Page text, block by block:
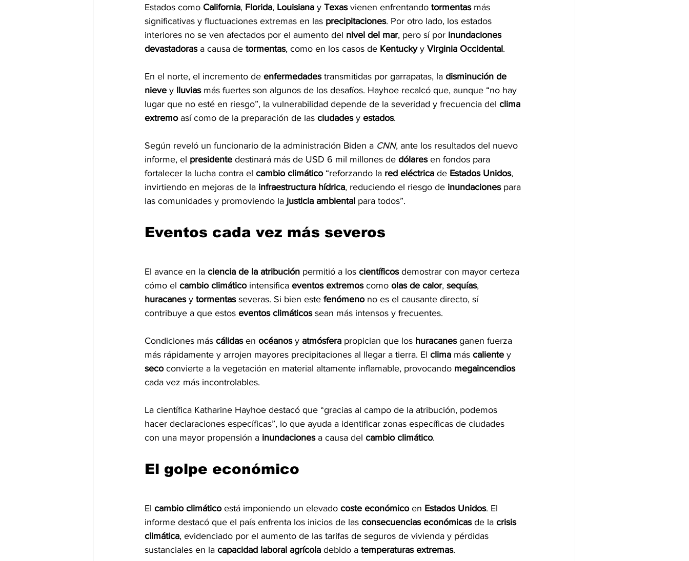
Estados como California, Florida, Louisiana y Texas vienen enfrentando tormentas más
significativas y fluctuaciones extremas en las precipitaciones. Por otro lado, los estados
interiores no se ven afectados por el aumento del nivel del mar, pero sí por inundaciones
devastadoras a causa de tormentas, como en los casos de Kentucky y Virginia Occidental.
En el norte, el incremento de enfermedades transmitidas por garrapatas, la disminución de
nieve y lluvias más fuertes son algunos de los desafíos. Hayhoe recalcó que, aunque “no hay
lugar que no esté en riesgo”, la vulnerabilidad depende de la severidad y frecuencia del clima
extremo así como de la preparación de las ciudades y estados.
Según reveló un funcionario de la administración Biden a CNN, ante los resultados del nuevo
informe, el presidente destinará más de USD 6 mil millones de dólares en fondos para
fortalecer la lucha contra el cambio climático “reforzando la red eléctrica de Estados Unidos,
invirtiendo en mejoras de la infraestructura hídrica, reduciendo el riesgo de inundaciones para
las comunidades y promoviendo la justicia ambiental para todos”.
Eventos cada vez más severos
El avance en la ciencia de la atribución permitió a los científicos demostrar con mayor certeza
cómo el cambio climático intensifica eventos extremos como olas de calor, sequías,
huracanes y tormentas severas. Si bien este fenómeno no es el causante directo, sí
contribuye a que estos eventos climáticos sean más intensos y frecuentes.
Condiciones más cálidas en océanos y atmósfera propician que los huracanes ganen fuerza
más rápidamente y arrojen mayores precipitaciones al llegar a tierra. El clima más caliente y
seco convierte a la vegetación en material altamente inflamable, provocando megaincendios
cada vez más incontrolables.
La científica Katharine Hayhoe destacó que “gracias al campo de la atribución, podemos
hacer declaraciones específicas”, lo que ayuda a identificar zonas específicas de ciudades
con una mayor propensión a inundaciones a causa del cambio climático.
El golpe económico
El cambio climático está imponiendo un elevado coste económico en Estados Unidos. El
informe destacó que el país enfrenta los inicios de las consecuencias económicas de la crisis
climática, evidenciado por el aumento de las tarifas de seguros de vivienda y pérdidas
sustanciales en la capacidad laboral agrícola debido a temperaturas extremas.